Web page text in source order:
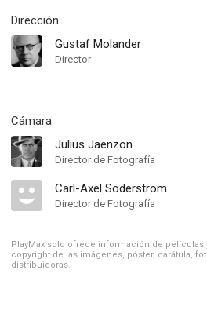
Dirección
Gustaf Molander
Director
Cámara
Julius Jaenzon
Director de Fotografía
Carl-Axel Söderström
Director de Fotografía
PlayMax solo ofrece información de
copyright de las imágenes, póster, carátula,
distribuidoras.